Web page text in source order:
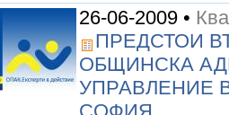
26-06-2009 •
ПРЕДСТОИ
ОБЩИНСКА
УПРАВЛЕНИЕ